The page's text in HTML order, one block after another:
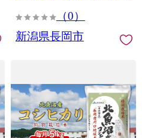
（0）
新潟県長岡市